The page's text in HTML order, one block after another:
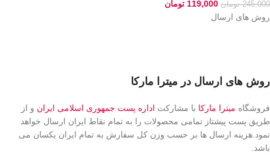
245,000 تومان 119,000 تومان
روش های ارسال
روش های ارسال در میترا مارکا
فروشگاه میترا مارکا با مشارکت اداره پست جمهوری اسلامی ایران و از
طریق پست پیشتاز تمامی محصولات را به تمام نقاط ایران ارسال خواهد
نمود.هزینه ارسال ها بر حسب وزن کل سفارش به تمام ایران یکسان می
باشد.